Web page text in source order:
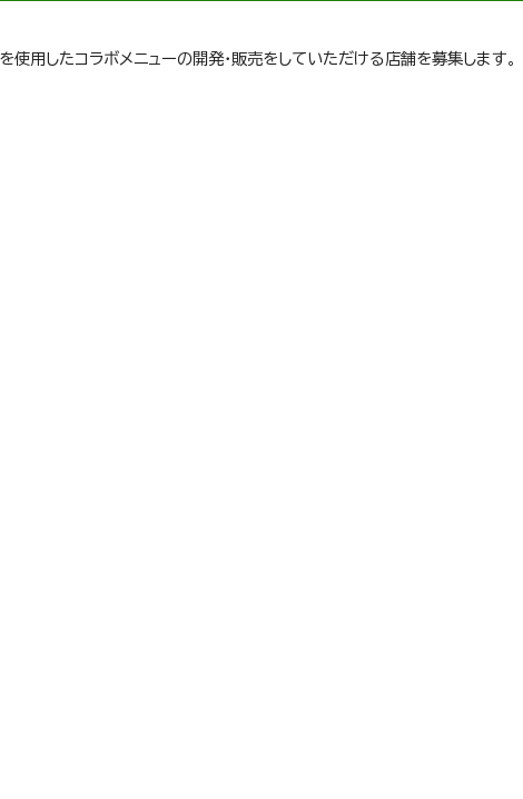
使用したコラボメニューの開発・販売をしていただける店舗を募集します。